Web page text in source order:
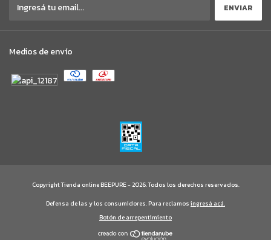
Medios de envío
Copyright Tienda online BEEPURE - 2026. Todos los derechos reservados.
Defensa de las y los consumidores. Para reclamos ingresá acá.
Botón de arrepentimiento